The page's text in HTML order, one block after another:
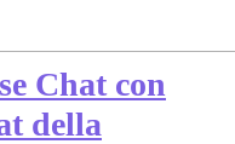
Chat con
della